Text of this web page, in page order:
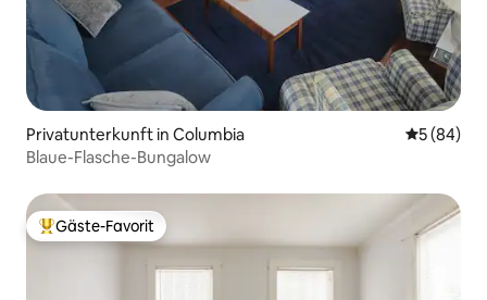
Privatunterkunft in Columbia
5 (84)
Blaue-Flasche-Bungalow
Beliebter Gäste-Favorit.
Gäste-Favorit